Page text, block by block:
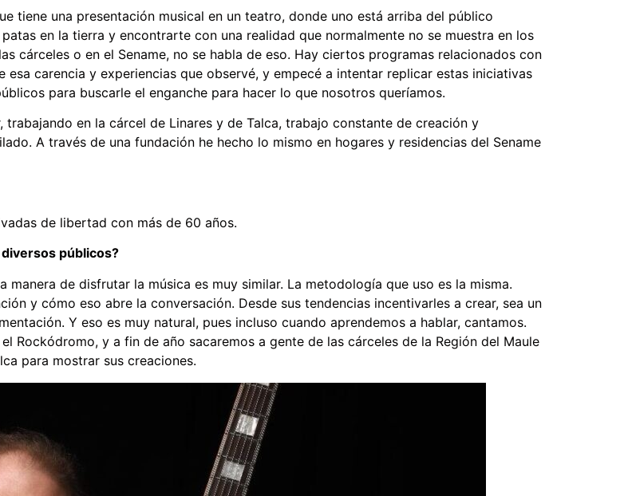
tiene una presentación musical en un teatro, donde uno está arriba del público
en la tierra y encontrarte con una realidad que normalmente no se muestra en los
cárceles o en el Sename, no se habla de eso. Hay ciertos programas relacionados con
carencia y experiencias que observé, y empecé a intentar replicar estas iniciativas
para buscarle el enganche para hacer lo que nosotros queríamos.
en la cárcel de Linares y de Talca, trabajo constante de creación y
A través de una fundación he hecho lo mismo en hogares y residencias del Sename
de libertad con más de 60 años.
públicos?
de disfrutar la música es muy similar. La metodología que uso es la misma.
y cómo eso abre la conversación. Desde sus tendencias incentivarles a crear, sea un
Y eso es muy natural, pues incluso cuando aprendemos a hablar, cantamos.
Rockódromo, y a fin de año sacaremos a gente de las cárceles de la Región del Maule
para mostrar sus creaciones.